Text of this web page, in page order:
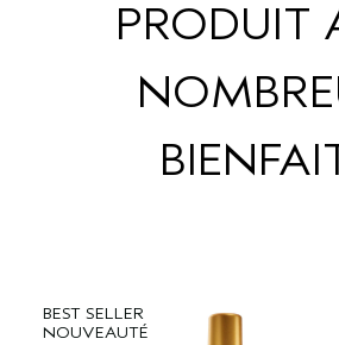
PRODUIT
BEST SELLER
NOUVEAUTÉ